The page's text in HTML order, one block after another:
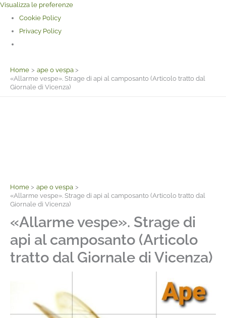
Visualizza le preferenze
Cookie Policy
Privacy Policy
Home
ape o vespa
«Allarme vespe». Strage di api al camposanto (Articolo tratto dal
Giornale di Vicenza)
Home
ape o vespa
«Allarme vespe». Strage di api al camposanto (Articolo tratto dal
Giornale di Vicenza)
«Allarme vespe». Strage di
api al camposanto (Articolo
tratto dal Giornale di Vicenza)